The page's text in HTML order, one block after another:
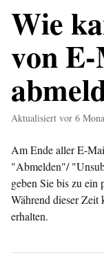
Wie
von
Aktualisiert vor 6
Am Ende aller E-
"Abmelden"/
geben Sie bis zu ein
Während dieser Zeit
erhalten.